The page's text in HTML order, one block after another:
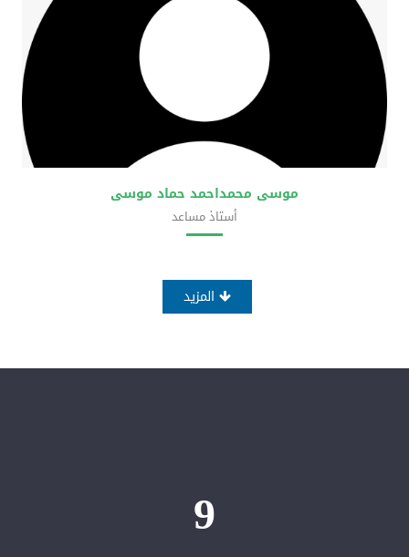
موسى محمداحمد حماد موسى
أستاذ مساعد
المزيد
9